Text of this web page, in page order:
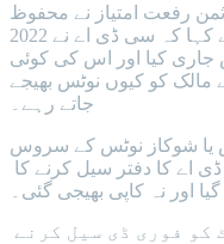
رفعت امتیاز نے محفوظ
فیصلہ جاری کیا جس میں عدالت نے کہا کہ سی ڈی اے نے 2022
جاری کیا اور اس کی کوئی
کو کیوں نوٹس بھیجے
جاتے رہے۔
یا شوکاز نوٹس کے سروس
اے کا دفتر سیل کرنے کا
کو فوری ڈی سیل کرنے